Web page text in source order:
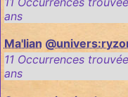
ans
Ma'lian
11 Occurrences
ans